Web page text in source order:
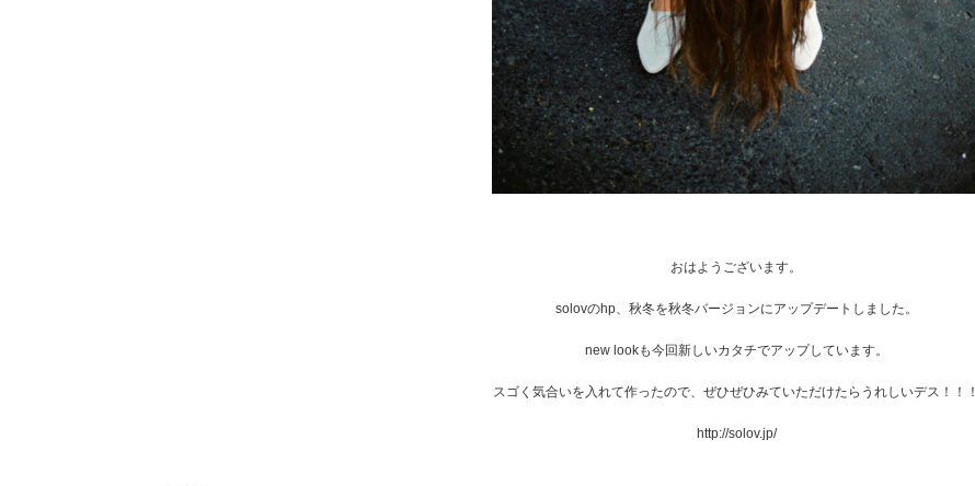
おはようございます。
solovのhp、秋冬を秋冬バージョンにアップデートしました。
new lookも今回新しいカタチでアップしています。
スゴく気合いを入れて作ったので、ぜひぜひみていただけたらうれしいデス！！！
http://solov.jp/